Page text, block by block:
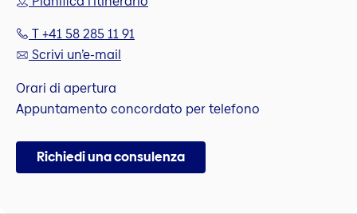
T +41 58 285 11 91
Scrivi un’e-mail
Orari di apertura
Appuntamento concordato per telefono
Richiedi una consulenza